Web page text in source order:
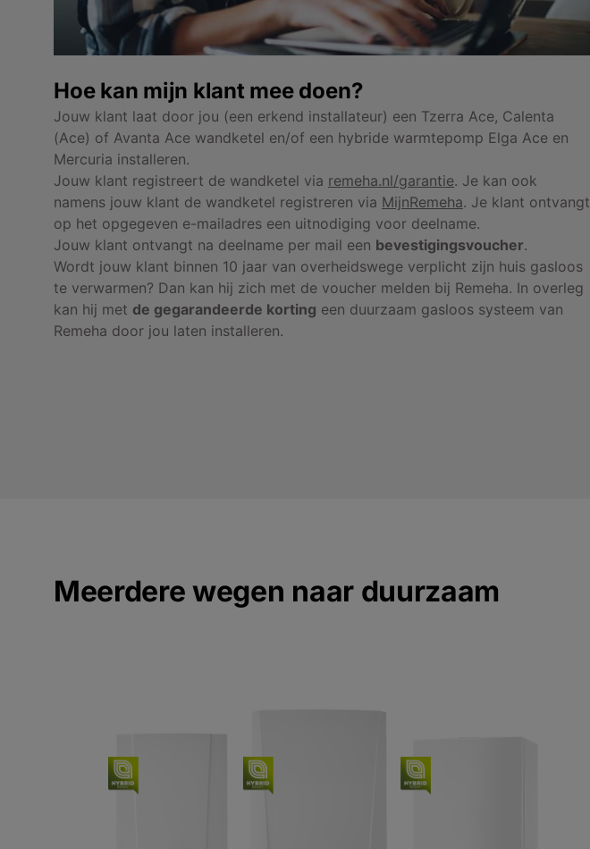
Hoe kan mijn klant mee doen?
Jouw klant laat door jou (een erkend installateur) een Tzerra Ace, Calenta
(Ace) of Avanta Ace wandketel en/of een hybride warmtepomp Elga Ace en
Mercuria installeren.
Jouw klant registreert de wandketel via remeha.nl/garantie. Je kan ook
namens jouw klant de wandketel registreren via MijnRemeha. Je klant ontvangt
op het opgegeven e-mailadres een uitnodiging voor deelname.
Jouw klant ontvangt na deelname per mail een bevestigingsvoucher.
Wordt jouw klant binnen 10 jaar van overheidswege verplicht zijn huis gasloos
te verwarmen? Dan kan hij zich met de voucher melden bij Remeha. In overleg
kan hij met de gegarandeerde korting een duurzaam gasloos systeem van
Remeha door jou laten installeren.
Meerdere wegen naar duurzaam